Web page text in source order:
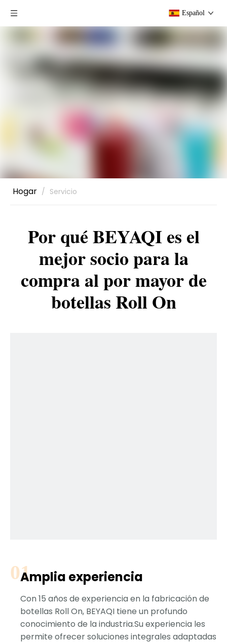
Español
Hogar / Servicio
Por qué BEYAQI es el
mejor socio para la
compra al por mayor de
botellas Roll On
Amplia experiencia
Con 15 años de experiencia en la fabricación de
botellas Roll On, BEYAQI tiene un profundo
conocimiento de la industria.Su experiencia les
permite ofrecer soluciones integrales adaptadas